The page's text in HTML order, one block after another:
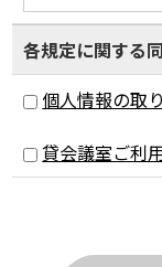
各規定に関する
個人情報の取
貸会議室ご利